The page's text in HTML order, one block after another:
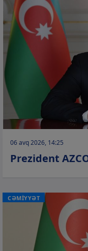
06 avq 2026, 14:25
Prezident
CƏMİYYƏT